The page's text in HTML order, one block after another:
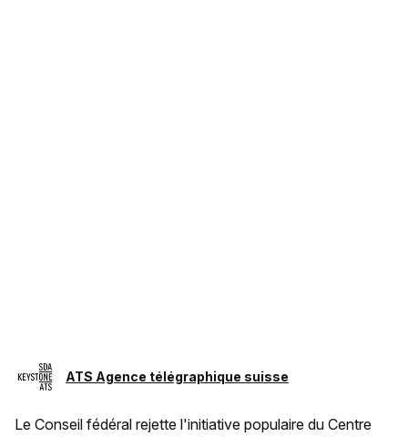
ATS Agence télégraphique suisse
Le Conseil fédéral rejette l'initiative populaire du Centre